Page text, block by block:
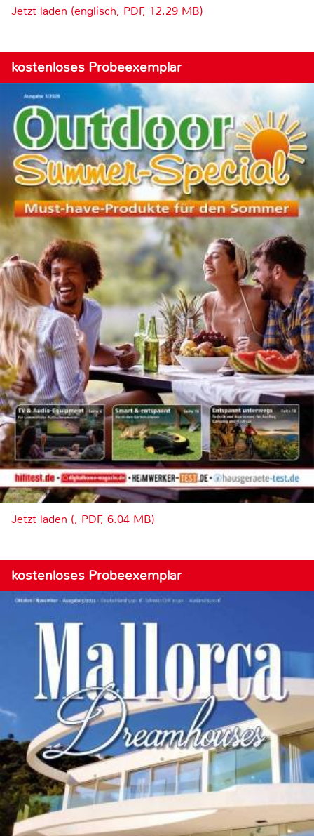
Jetzt laden (englisch, PDF, 12.29 MB)
kostenloses Probeexemplar
Jetzt laden (, PDF, 6.04 MB)
kostenloses Probeexemplar